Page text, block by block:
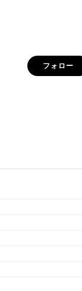
フォロー